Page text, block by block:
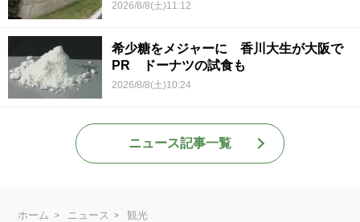
2026/8/8(土)11:12
希少糖をメジャーに 香川大生が大阪で
PR ドーナツの試食も
2026/8/8(土)10:24
ニュース記事一覧
ホーム ニュース
観光